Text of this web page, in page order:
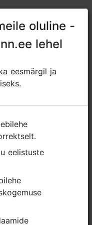
ekraan,
oluline -
lehel
eesmärgil ja
oluline -
lehel
eesmärgil ja